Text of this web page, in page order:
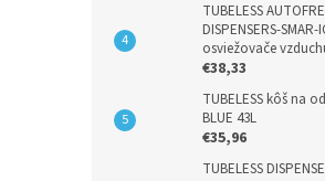
TUBELESS
DISPENSERS-SMAR-
osviežovače
€38,33
TUBELESS kôš na
BLUE 43L
€35,96
TUBELESS